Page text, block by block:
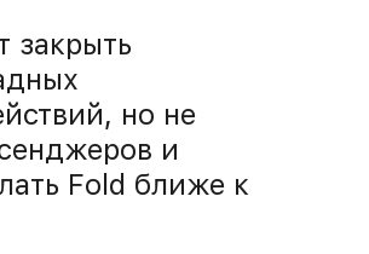
закрыть
но не
и
Fold ближе к